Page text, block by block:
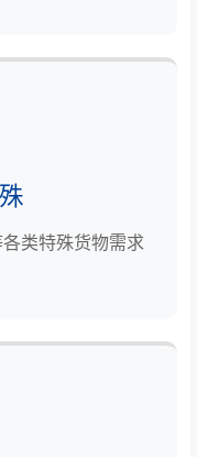
类特殊货物需求